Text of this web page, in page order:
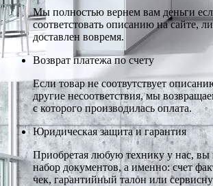
Мы полностью вернем вам деньги
соответстовать описанию на сайте,
доставлен вовремя.
Возврат платежа по счету
Если товар не соотвутствует
другие несоответствия, мы
с которого производилась оплата.
Юридическая защита и гарантия
Приобретая любую технику у нас, вы
набор документов, а именно: счет
чек, гарантийный талон или